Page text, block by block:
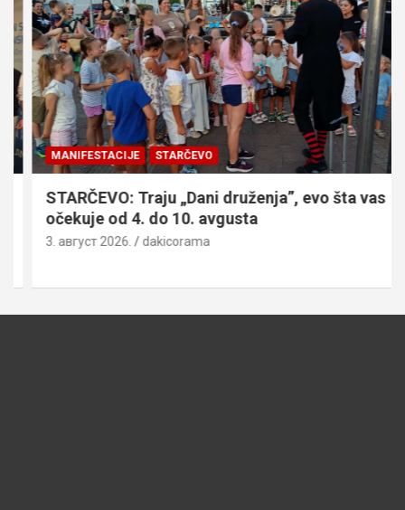
MANIFESTACIJE STARČEVO
STARČEVO: Traju „Dani druženja”, evo šta vas
očekuje od 4. do 10. avgusta
3. август 2026. dakicorama